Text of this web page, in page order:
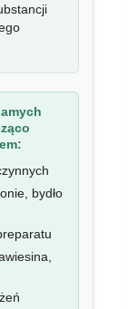
bydło